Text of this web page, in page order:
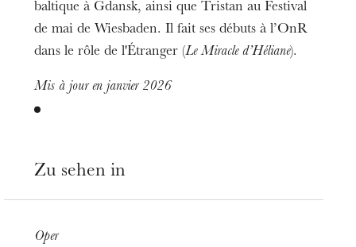
baltique à Gdansk, ainsi que Tristan au Festival
de mai de Wiesbaden. Il fait ses débuts à l’OnR
dans le rôle de l'Étranger (Le Miracle d’Héliane).
Mis à jour en janvier 2026
Zu sehen in
Oper